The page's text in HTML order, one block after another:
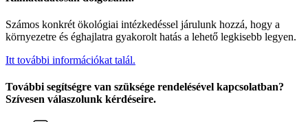
Számos konkrét ökológiai intézkedéssel járulunk hozzá, hogy a
környezetre és éghajlatra gyakorolt hatás a lehető legkisebb legyen.
Itt további információkat talál.
További segítségre van szüksége rendelésével kapcsolatban?
Szívesen válaszolunk kérdéseire.